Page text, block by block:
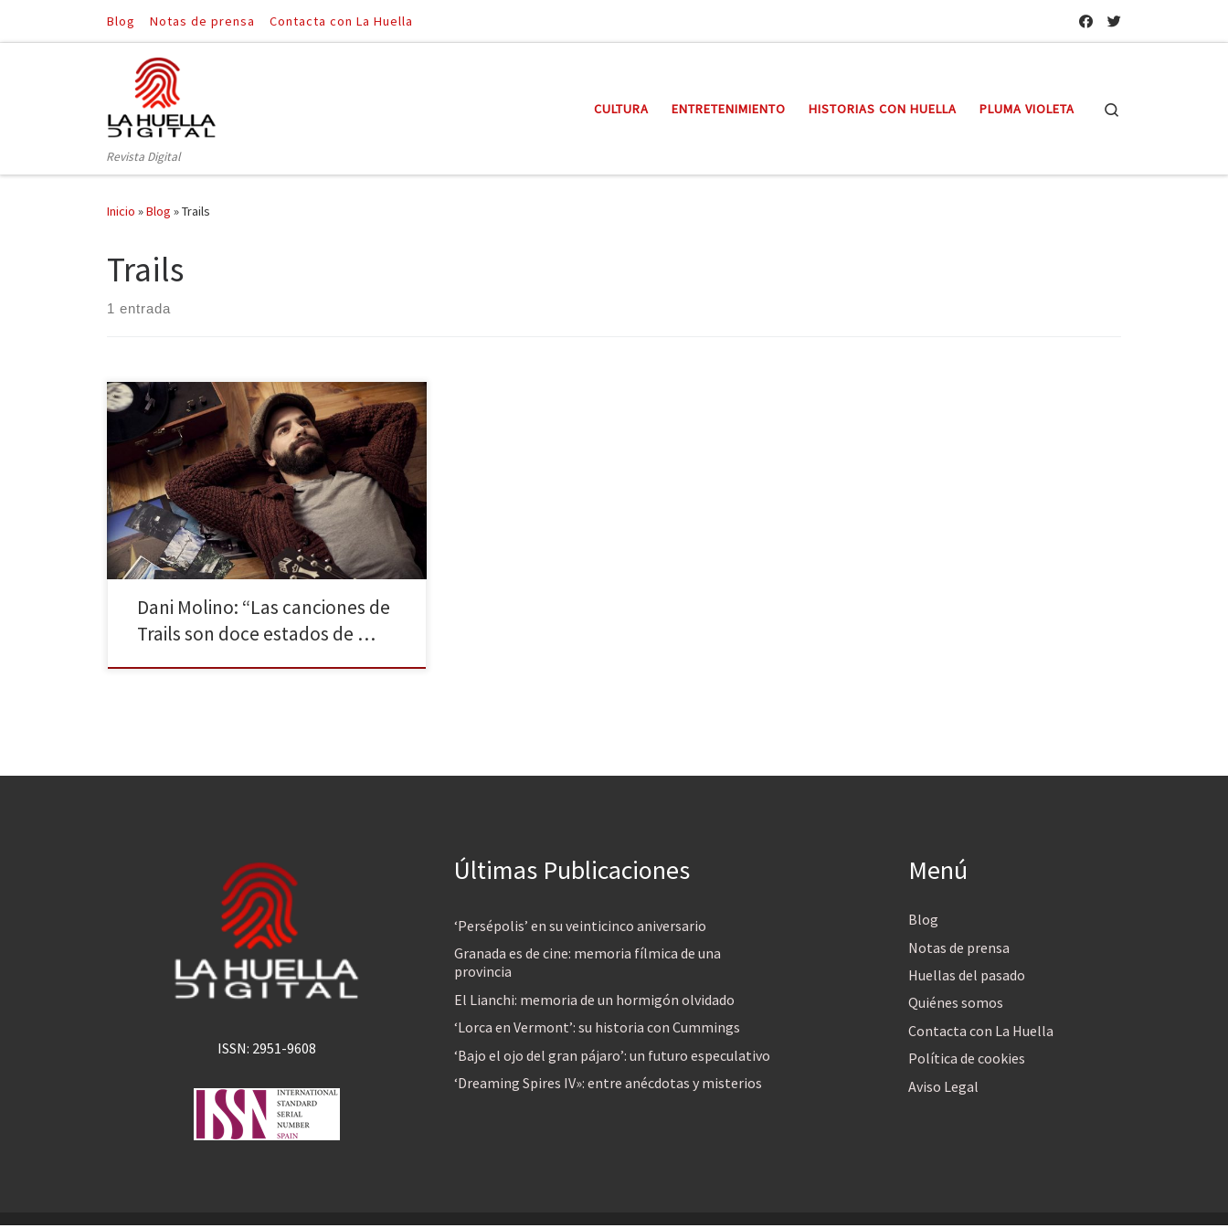
Saltar al contenido
Blog Notas de prensa Contacta con La Huella
Revista Digital
CULTURA ENTRETENIMIENTO HISTORIAS CON HUELLA PLUMA VIOLETA
Inicio »Blog »Trails
Trails
1 entrada
Dani Molino nos recibe en su estudio de Madrid para
hablar de música y de su segundo disco, Trails, que
sale hoy a la venta. Dani mira a los ojos mientras habla
de sentimientos, de recuerdos, de sueños, de
ilusiones… de todas esas cosas que ha sabido mezclar
con tanto […]
Dani Molino: “Las canciones de
Trails son doce estados de …
ISSN: 2951-9608
Últimas Publicaciones
‘Persépolis’ en su veinticinco aniversario
Granada es de cine: memoria fílmica de una
provincia
El Lianchi: memoria de un hormigón olvidado
‘Lorca en Vermont’: su historia con Cummings
‘Bajo el ojo del gran pájaro’: un futuro especulativo
‘Dreaming Spires IV»: entre anécdotas y misterios
Menú
Blog
Notas de prensa
Huellas del pasado
Quiénes somos
Contacta con La Huella
Política de cookies
Aviso Legal